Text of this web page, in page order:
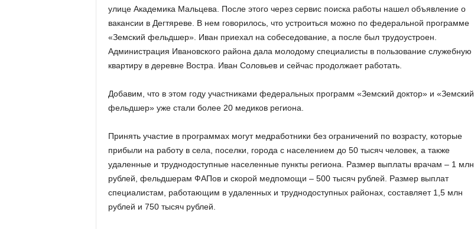
улице Академика Мальцева. После этого через сервис поиска работы нашел объявление о
вакансии в Дегтяреве. В нем говорилось, что устроиться можно по федеральной программе
«Земский фельдшер». Иван приехал на собеседование, а после был трудоустроен.
Администрация Ивановского района дала молодому специалисты в пользование служебную
квартиру в деревне Востра. Иван Соловьев и сейчас продолжает работать.
Добавим, что в этом году участниками федеральных программ «Земский доктор» и «Земский
фельдшер» уже стали более 20 медиков региона.
Принять участие в программах могут медработники без ограничений по возрасту, которые
прибыли на работу в села, поселки, города с населением до 50 тысяч человек, а также
удаленные и труднодоступные населенные пункты региона. Размер выплаты врачам – 1 млн
рублей, фельдшерам ФАПов и скорой медпомощи – 500 тысяч рублей. Размер выплат
специалистам, работающим в удаленных и труднодоступных районах, составляет 1,5 млн
рублей и 750 тысяч рублей.